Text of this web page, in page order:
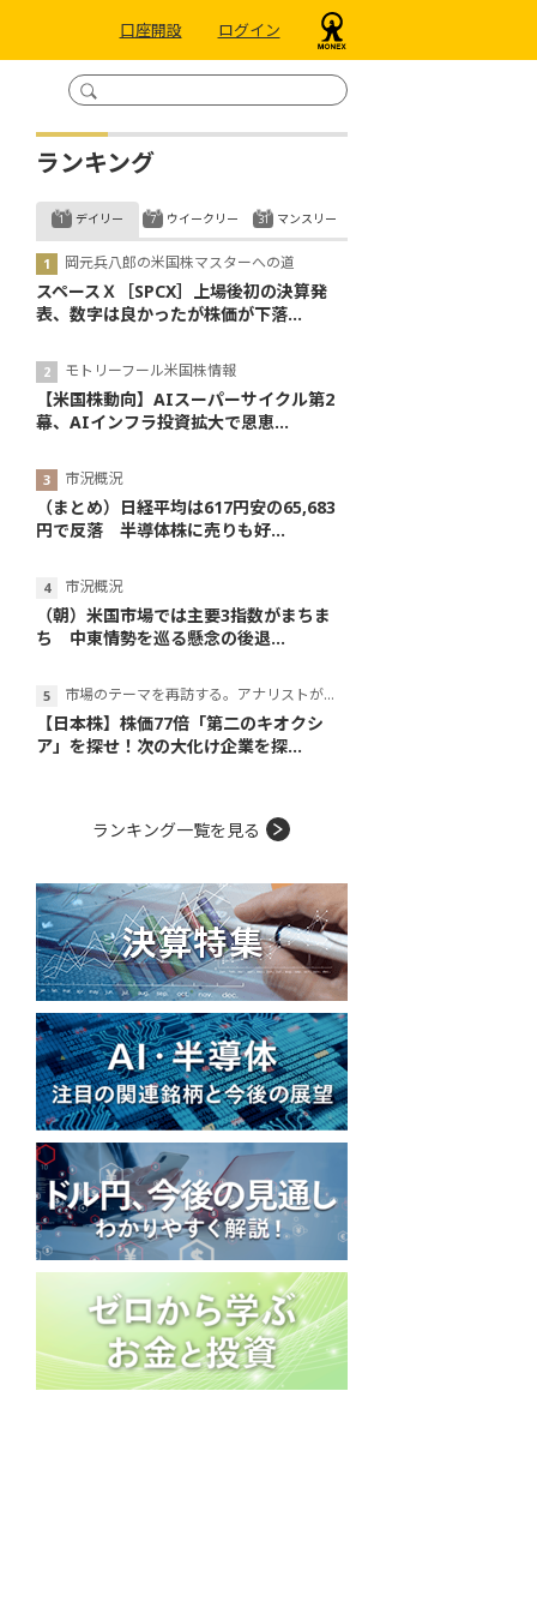
口座開設 ログイン
ランキング
デイリー
岡元兵八郎の米国株マスターへの道
スペースＸ［SPCX］上場後初の決算発
表、数字は良かったが株価が下落...
モトリーフール米国株情報
【米国株動向】AIスーパーサイクル第2
幕、AIインフラ投資拡大で恩恵...
市況概況
（まとめ）日経平均は617円安の65,683
円で反落 半導体株に売りも好...
市況概況
（朝）米国市場では主要3指数がまちま
ち 中東情勢を巡る懸念の後退...
市場のテーマを再訪する。アナリストが読み解くテーマの本質
【日本株】株価77倍「第二のキオクシ
ア」を探せ！次の大化け企業を探...
ウイークリー マンスリー
ランキング一覧を見る